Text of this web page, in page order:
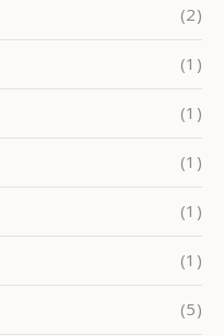
(2)
(1)
(1)
(1)
(1)
(1)
(5)